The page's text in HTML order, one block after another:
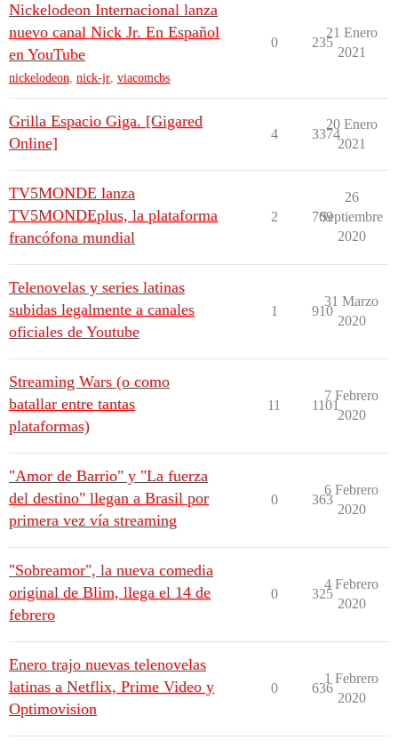
Nickelodeon Internacional lanza
nuevo canal Nick Jr. En Español
en YouTube
nickelodeon, nick-jr, viacomcbs
0 235
21 Enero
2021
Grilla Espacio Giga. [Gigared
Online]
4 3374
20 Enero
2021
TV5MONDE lanza
TV5MONDEplus, la plataforma
francófona mundial
2 709
26
Septiembre
2020
Telenovelas y series latinas
subidas legalmente a canales
oficiales de Youtube
1 910
31 Marzo
2020
Streaming Wars (o como
batallar entre tantas
plataformas)
11 1101
7 Febrero
2020
"Amor de Barrio" y "La fuerza
del destino" llegan a Brasil por
primera vez vía streaming
0 363
6 Febrero
2020
"Sobreamor", la nueva comedia
original de Blim, llega el 14 de
febrero
0 325
4 Febrero
2020
Enero trajo nuevas telenovelas
latinas a Netflix, Prime Video y
Optimovision
0 636
1 Febrero
2020